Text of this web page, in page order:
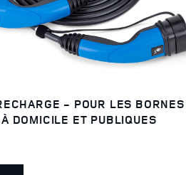
- POUR LES BORNES
DOMICILE ET PUBLIQUES